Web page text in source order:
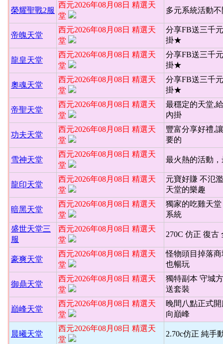
榮耀聖戰2服
西元2026年08月08日 精選天
堂
多元系統活動
帝魄天堂
西元2026年08月08日 精選天
堂
分享FB送三千
掛★
龍皇天堂
西元2026年08月08日 精選天
堂
分享FB送三千
掛★
奧魂天堂
西元2026年08月08日 精選天
堂
分享FB送三千
掛★
帝聖天堂
西元2026年08月08日 精選天
堂
最穩定的天堂,
內掛
功夫天堂
西元2026年08月08日 精選天
堂
豐富分享好禮,
要的
雪神天堂
西元2026年08月08日 精選天
堂
最火熱的活動
龍印天堂
西元2026年08月08日 精選天
堂
元寶好賺 不氾
天堂的樂趣
暗黑天堂
西元2026年08月08日 精選天
堂
獨家的吃雞天
系統
盛世天堂三
服
西元2026年08月08日 精選天
堂
270C 仿正 復古
豪爽天堂
西元2026年08月08日 精選天
堂
怪物頭目掉落
也暢玩
御鼎天堂
西元2026年08月08日 精選天
堂
獨特副本 守城
送套裝
巔峰天堂
西元2026年08月08日 精選天
堂
晚間八點正式
向巔峰
晨曦天堂
西元2026年08月08日 精選天
堂
2.70c仿正 純手